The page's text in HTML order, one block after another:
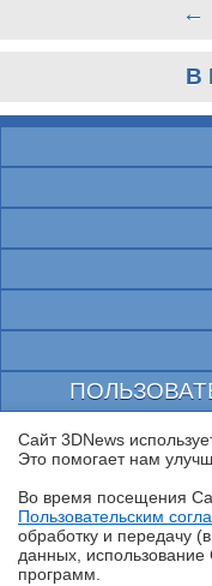
←
В
© 1997—2026 Электронное
выдано Федеральной Службой
массовых
При цитировании документа
российского и
Сайт 3DNews
Это помогает нам
Во время посещения
Пользовательским
обработку и передачу
данных,
программ.